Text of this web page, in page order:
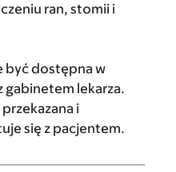
ran, stomii i
być dostępna w
gabinetem lekarza.
i
się z pacjentem.